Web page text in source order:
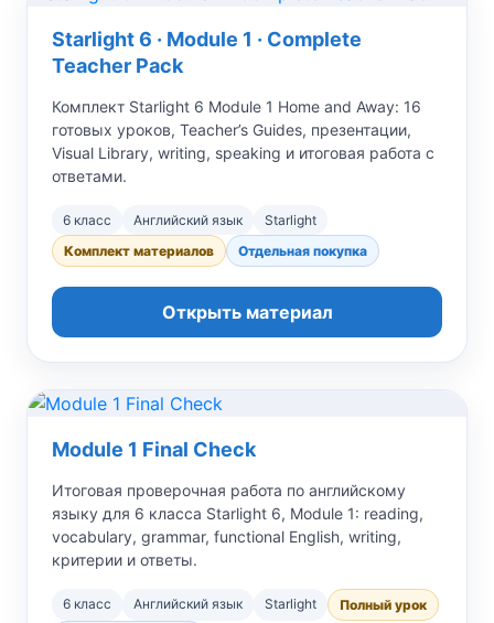
Starlight 6 · Module 1 · Complete
Teacher Pack
Комплект Starlight 6 Module 1 Home and Away: 16
готовых уроков, Teacher’s Guides, презентации,
Visual Library, writing, speaking и итоговая работа с
ответами.
6 класс Английский язык
Starlight
Комплект материалов
Отдельная покупка
Открыть материал
Module 1 Final Check
Итоговая проверочная работа по английскому
языку для 6 класса Starlight 6, Module 1: reading,
vocabulary, grammar, functional English, writing,
критерии и ответы.
6 класс Английский язык Starlight
Полный урок